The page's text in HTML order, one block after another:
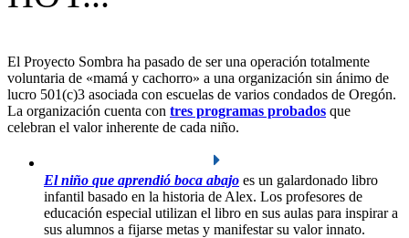
El Proyecto Sombra ha pasado de ser una operación totalmente
voluntaria de «mamá y cachorro» a una organización sin ánimo de
lucro 501(c)3 asociada con escuelas de varios condados de Oregón.
La organización cuenta con tres programas probados que
celebran el valor inherente de cada niño.
El niño que aprendió boca abajo es un galardonado libro
infantil basado en la historia de Alex. Los profesores de
educación especial utilizan el libro en sus aulas para inspirar a
sus alumnos a fijarse metas y manifestar su valor innato.